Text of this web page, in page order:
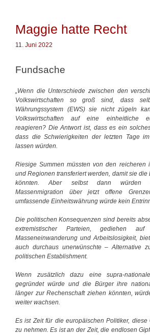
e
m
n
r
i
s
e
i
e
r
w
ö
e
Maggie hatte Recht
11. Juni 2022
Fundsache
„Wenn die Unterschiede zwischen den
Volkswirtschaften so groß sind, dass
Währungssystem (EWS) sie nicht zügeln
Volkswirtschaften auf eine einheitliche
reagieren? Die Antwort ist, dass es ein
dass die Schwierigkeiten der letzten Tage
lassen würden.
Riesige Summen müssten von den reicheren
und Regionen transferiert werden, damit sie die
könnten. Aber selbst dann würden
Massenmigration über jetzt offene
umfassende Einheitswährung würde kein
Die politischen Konsequenzen sind bereits
extremistischer Parteien, gediehen
Masseneinwanderung und Arbeitslosigkeit,
auch durchaus unerwünschte – Alternative
politischen Establishment.
Wenn zusätzlich dazu eine supra-
gegründet würde und die Bürger ihre
länger zur Rechenschaft ziehen könnten,
weiter wachsen.
Es ist Zeit für die europäischen Politiker, diese
zu nehmen. Es ist an der Zeit, die endlosen